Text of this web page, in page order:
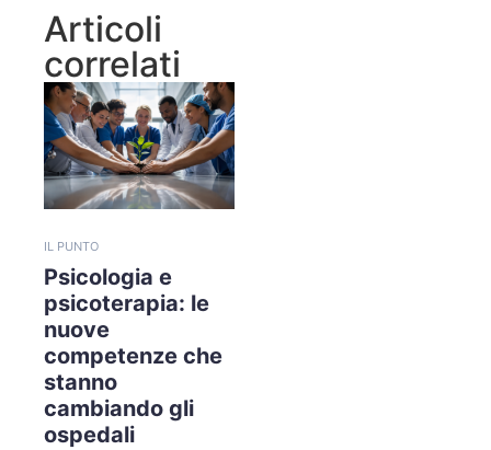
Articoli
correlati
IL PUNTO
Psicologia e
psicoterapia: le
nuove
competenze che
stanno
cambiando gli
ospedali